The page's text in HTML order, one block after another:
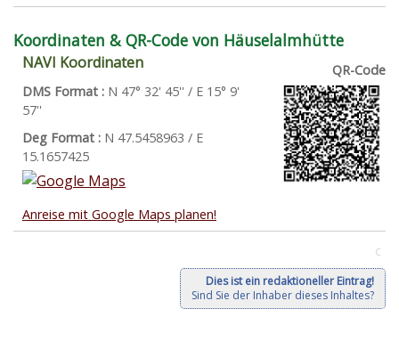
Koordinaten & QR-Code von Häuselalmhütte
NAVI Koordinaten
DMS Format : N 47° 32' 45'' / E 15° 9'
57''
Deg Format : N 47.5458963 / E
15.1657425
Anreise mit Google Maps planen!
QR-Code
C
Dies ist ein redaktioneller Eintrag!
Sind Sie der Inhaber dieses Inhaltes?